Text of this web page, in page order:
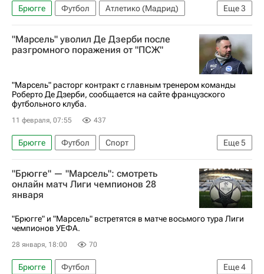
Еще3
Брюгге Футбол
Атлетико (Мадрид)
Лига чемпионов УЕФА 2026-2027
Спорт
Анонсы и трансляции матчей
"Марсель" уволил Де Дзерби после
разгромного поражения от "ПСЖ"
"Марсель" расторг контракт с главным тренером команды
Роберто Де Дзерби, сообщается на сайте французского
футбольного клуба.
11 февраля, 07:55 437
Еще5
Брюгге Футбол
Спорт
Роберто Де Дзерби
Пари Сен-Жермен (ПСЖ)
Брайтон энд Хоув Альбион
Чемпионат Франции по футболу (Лига 1)
Лига чемпионов УЕФА 2026-2027
"Брюгге" — "Марсель": смотреть
онлайн матч Лиги чемпионов 28
января
"Брюгге" и "Марсель" встретятся в матче восьмого тура Лиги
чемпионов УЕФА.
28 января, 18:00 70
Еще4
Брюгге
Футбол